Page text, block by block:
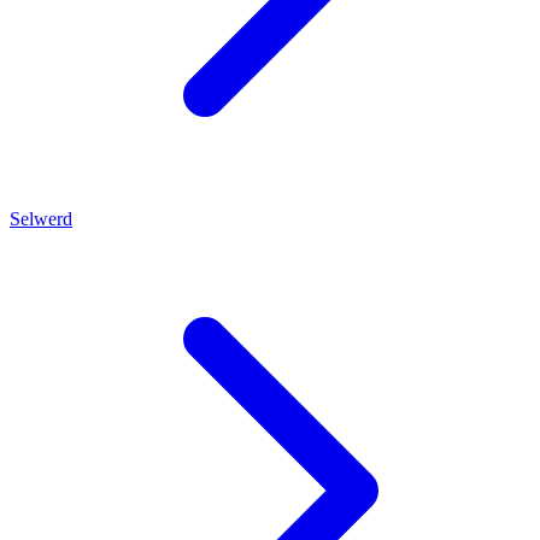
Selwerd